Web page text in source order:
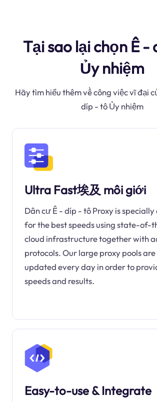
Tại sao lại chọn Ê -
Ủy nhiệm
Hãy tìm hiểu thêm về công việc vĩ đại
díp - tô Ủy nhiệm
Ultra Fast埃及 môi giới
Dân cư Ê - díp - tô Proxy is
for the best speeds using state-of-
cloud infrastructure together with
protocols. Our large proxy pools
updated every day in order to
speeds and results.
Easy-to-use & Integrate